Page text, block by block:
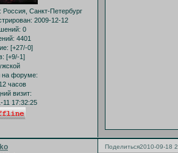
Россия, Санкт-Петербург
: 2009-12-12
0
4401
[+27/-0]
[+9/-1]
на форуме:
часов
визит:
11 17:32:25
Поделиться2010-09-18